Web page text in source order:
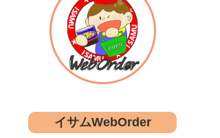
イサムWebOrder